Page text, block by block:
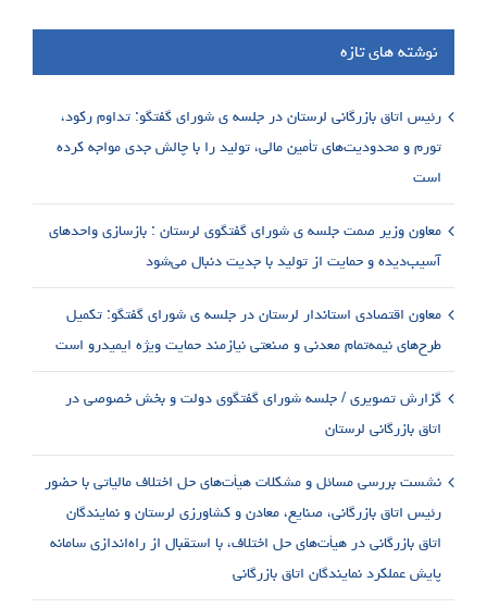
نوشته های تازه
رئیس اتاق بازرگانی لرستان در جلسه ی شورای گفتگو: تداوم رکود،
تورم و محدودیت‌های تأمین مالی، تولید را با چالش جدی مواجه کرده
است
معاون وزیر صمت جلسه ی شورای گفتگوی لرستان : بازسازی واحدهای
آسیب‌دیده و حمایت از تولید با جدیت دنبال می‌شود
معاون اقتصادی استاندار لرستان در جلسه ی شورای گفتگو: تکمیل
طرح‌های نیمه‌تمام معدنی و صنعتی نیازمند حمایت ویژه ایمیدرو است
گزارش تصویری / جلسه شورای گفتگوی دولت و بخش خصوصی در
اتاق بازرگانی لرستان
نشست بررسی مسائل و مشکلات هیأت‌های حل اختلاف مالیاتی با حضور
رئیس اتاق بازرگانی، صنایع، معادن و کشاورزی لرستان و نمایندگان
اتاق بازرگانی در هیأت‌های حل اختلاف، با استقبال از راه‌اندازی سامانه
پایش عملکرد نمایندگان اتاق بازرگانی